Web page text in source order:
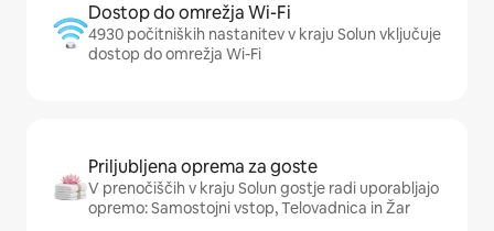
Dostop do omrežja Wi-Fi
4930 počitniških nastanitev v kraju Solun vključuje
dostop do omrežja Wi-Fi
Priljubljena oprema za goste
V prenočiščih v kraju Solun gostje radi uporabljajo
opremo: Samostojni vstop, Telovadnica in Žar